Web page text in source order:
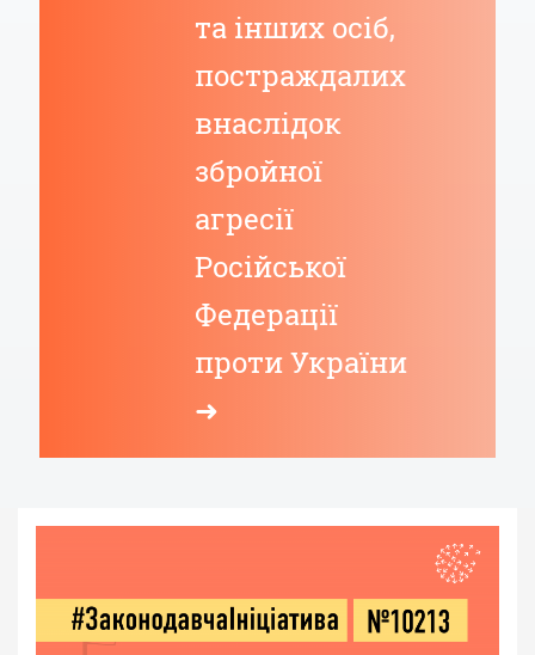
та інших осіб,
постраждалих
внаслідок
збройної
агресії
Російської
Федерації
проти України
➜